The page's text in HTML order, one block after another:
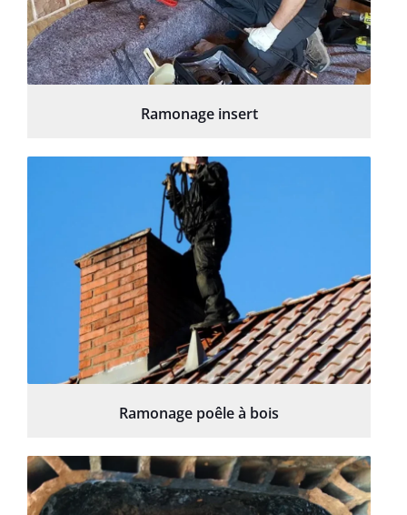
Ramonage insert
Ramonage poêle à bois